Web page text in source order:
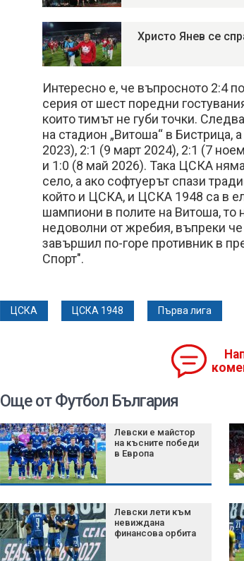
Христо Янев се
Интересно е, че въпросното 2:4
серия от шест поредни
които тимът не губи точки.
на стадион „Витоша“ в Бистрица,
2023), 2:1 (9 март 2024), 2:1 (7
и 1:0 (8 май 2026). Така ЦСКА
село, а ако софтуерът спази
който и ЦСКА, и ЦСКА 1948 са в
шампиони в полите на Витоша, то
недоволни от жребия, въпреки
завършил по-горе противник в
Спорт".
ЦСКА ЦСКА 1948 Първа лига
Още от Футбол България
Левски е майстор
на късните победи
в Европа
Левски лети към
невиждана
финансова орбита